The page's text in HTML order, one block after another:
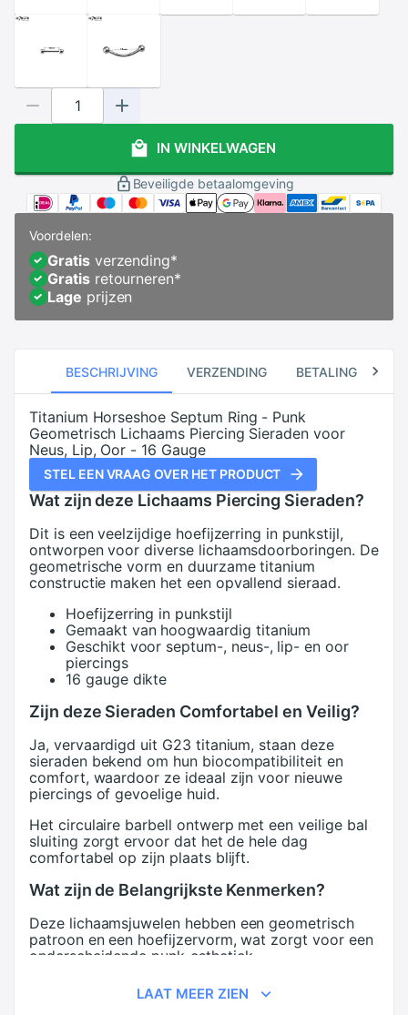
IN WINKELWAGEN
Beveiligde betaalomgeving
Voordelen:
Gratisverzending*
Gratisretourneren*
Lage prijzen
BESCHRIJVING VERZENDING BETALING
Titanium Horseshoe Septum Ring - Punk
Geometrisch Lichaams Piercing Sieraden voor
Neus, Lip, Oor - 16 Gauge
STEL EEN VRAAG OVER HET PRODUCT
Wat zijn deze Lichaams Piercing Sieraden?
Dit is een veelzijdige hoefijzerring in punkstijl,
ontworpen voor diverse lichaamsdoorboringen. De
geometrische vorm en duurzame titanium
constructie maken het een opvallend sieraad.
Hoefijzerring in punkstijl
Gemaakt van hoogwaardig titanium
Geschikt voor septum-, neus-, lip- en oor
piercings
16 gauge dikte
Zijn deze Sieraden Comfortabel en Veilig?
Ja, vervaardigd uit G23 titanium, staan deze
sieraden bekend om hun biocompatibiliteit en
comfort, waardoor ze ideaal zijn voor nieuwe
piercings of gevoelige huid.
Het circulaire barbell ontwerp met een veilige bal
sluiting zorgt ervoor dat het de hele dag
comfortabel op zijn plaats blijft.
Wat zijn de Belangrijkste Kenmerken?
Deze lichaamsjuwelen hebben een geometrisch
patroon en een hoefijzervorm, wat zorgt voor een
onderscheidende punk-esthetiek.
Het is een 16-gauge piercing, geschikt voor
meerdere locaties, waaronder de septum, neus, lip
LAAT MEER ZIEN